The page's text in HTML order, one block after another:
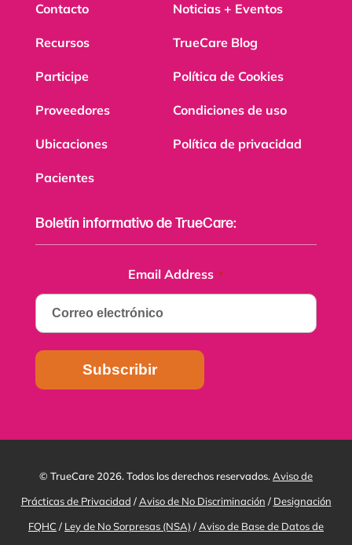
Contacto
Recursos
Participe
Proveedores
Ubicaciones
Pacientes
Noticias + Eventos
TrueCare Blog
Política de Cookies
Condiciones de uso
Política de privacidad
Boletín informativo de TrueCare:
Email Address *
© TrueCare 2026. Todos los derechos reservados. Aviso de
Prácticas de Privacidad /Aviso de No Discriminación / Designación
FQHC / Ley de No Sorpresas (NSA) /Aviso de Base de Datos de